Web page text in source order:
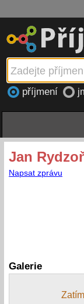
příjmení
Jan
Napsat zprávu
Galerie